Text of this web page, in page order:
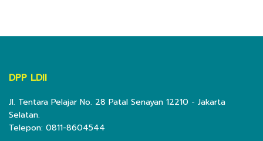
DPP LDII
Jl. Tentara Pelajar No. 28 Patal Senayan 12210 - Jakarta
Selatan.
Telepon: 0811-8604544